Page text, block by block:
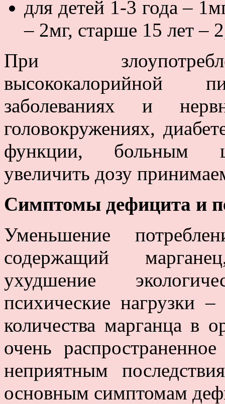
для детей 1-3 года –
– 2мг, старше 15 лет –
При
высококалорийной
заболеваниях и
головокружениях,
функции, больным
увеличить дозу
Симптомы дефицита и
Уменьшение
содержащий
ухудшение
психические нагрузки
количества марганца в
очень
неприятным
основным симптомам